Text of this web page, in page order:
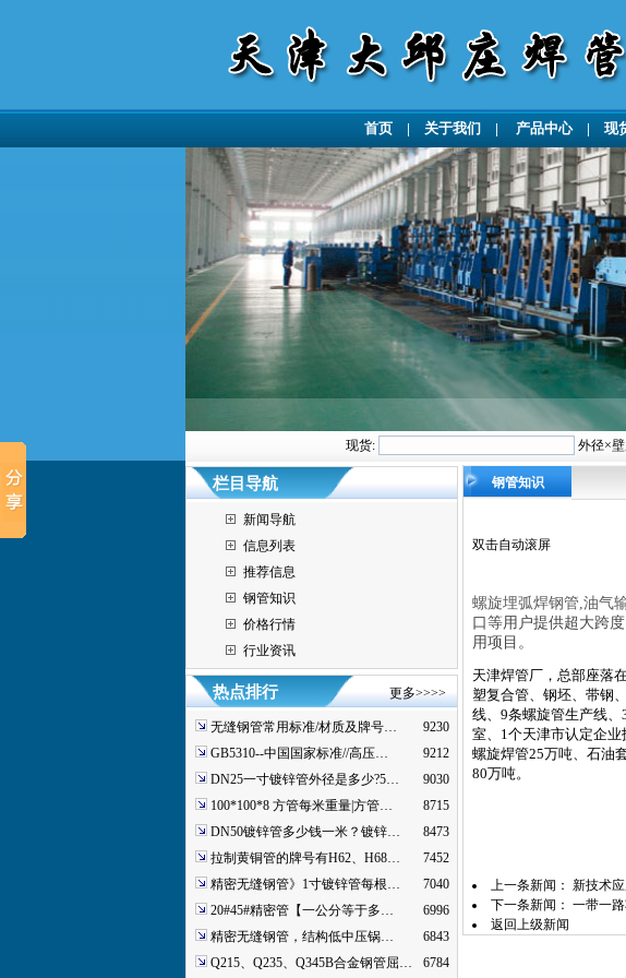
首页| 关于我们 | 产品中心| 现
现货:
外径×
栏目导航
新闻导航
信息列表
推荐信息
钢管知识
价格行情
行业资讯
热点排行 更多>>>>
无缝钢管常用标准/材质及牌号…
9230
GB5310--中国国家标准//高压…
9212
DN25一寸镀锌管外径是多少?5…
9030
100*100*8 方管每米重量|方管…
8715
DN50镀锌管多少钱一米？镀锌…
8473
拉制黄铜管的牌号有H62、H68…
7452
精密无缝钢管》1寸镀锌管每根…
7040
20#45#精密管【一公分等于多…
6996
精密无缝钢管，结构低中压锅…
6843
Q215、Q235、Q345B合金钢管屈…
6784
钢管知识
双击自动滚屏
螺旋埋弧焊钢管,油气
口等用户提供超大跨
用项目。
天津焊管厂，总部座落
塑复合管、钢坯、带钢
线、9条螺旋管生产线
室、1个天津市认定企业
螺旋焊管25万吨、石油
80万吨。
上一条新闻： 新技术
下一条新闻： 一带一
返回上级新闻